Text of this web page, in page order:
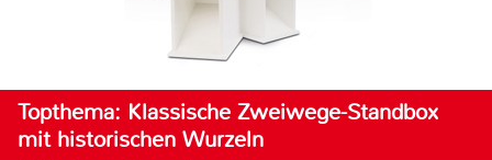
Topthema: Klassische Zweiwege-Standbox
mit historischen Wurzeln